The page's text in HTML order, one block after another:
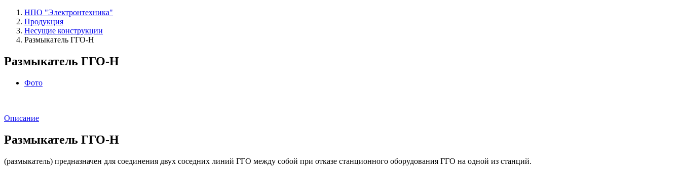
НПО "Электронтехника"
Продукция
Несущие конструкции
Размыкатель ГГО-Н
Размыкатель ГГО-Н
Фото
Описание
Размыкатель ГГО-Н
(размыкатель) предназначен для соединения двух соседних линий ГГО между собой при отказе станционного оборудования ГГО на одной из станций.